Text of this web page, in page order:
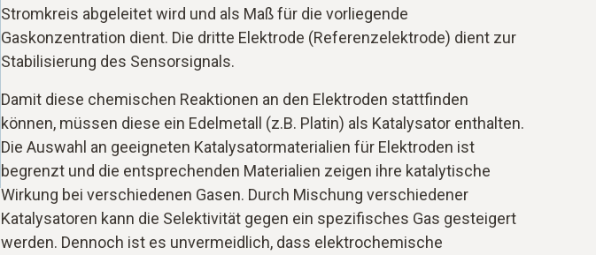
Stromkreis abgeleitet wird und als Maß für die vorliegende
Gaskonzentration dient. Die dritte Elektrode (Referenzelektrode) dient zur
Stabilisierung des Sensorsignals.
Damit diese chemischen Reaktionen an den Elektroden stattfinden
können, müssen diese ein Edelmetall (z.B. Platin) als Katalysator enthalten.
Die Auswahl an geeigneten Katalysatormaterialien für Elektroden ist
begrenzt und die entsprechenden Materialien zeigen ihre katalytische
Wirkung bei verschiedenen Gasen. Durch Mischung verschiedener
Katalysatoren kann die Selektivität gegen ein spezifisches Gas gesteigert
werden. Dennoch ist es unvermeidlich, dass elektrochemische